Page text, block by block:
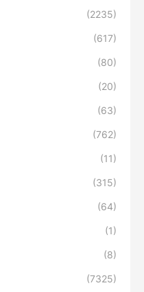
(2235)
(617)
(80)
(20)
(63)
(762)
(11)
(315)
(64)
(1)
(8)
(7325)